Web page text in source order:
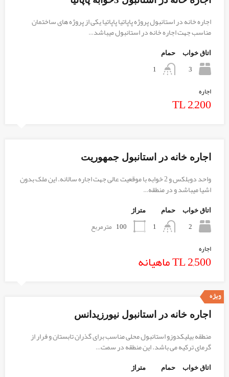
اجاره خانه در استانبول پروژه پاپاتیا پاپاتیا یکی از پروژه های ساختمان
مناسب جهت اجاره خانه در استانبول میباشد…
اتاق خواب
3
حمام
1
اجاره
TL 2,200
اجاره خانه در استانبول جمهوریت
واحد دوبلکس و 2 خوابه با موقعیت عالی جهت اجاره سالانه. این ملک بدون
اشیا میباشد و در منطقه…
اتاق خواب
2
حمام
1
متراژ
100 مترمربع
اجاره
TL 2,500 ماهیانه
ویژه
اجاره خانه در استانبول نیورزیدانس
منطقه بیلیکدوزو استانبول محلی مناسب برای گذران تابستان و فرار از
گرمای ترکیه می باشد. این منطقه در سمت…
اتاق خواب حمام متراژ